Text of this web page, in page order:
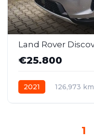
€25.800
2021 126,973 km
1